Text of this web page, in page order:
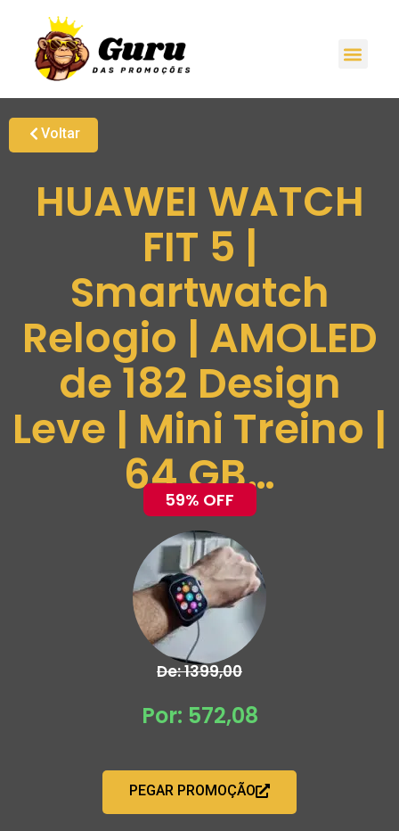
Voltar
HUAWEI WATCH
FIT 5 |
Smartwatch
Relogio | AMOLED
de 182 Design
Leve | Mini Treino |
64 GB…
59% OFF
De: 1399,00
Por: 572,08
PEGAR PROMOÇÃO